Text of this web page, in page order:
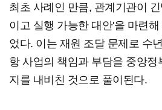
최초 사례인 만큼, 관계기관이
이고 실행 가능한 대안'을 마련
었다. 이는 재원 조달 문제로 수
항 사업의 책임과 부담을 중앙정
지를 내비친 것으로 풀이된다.